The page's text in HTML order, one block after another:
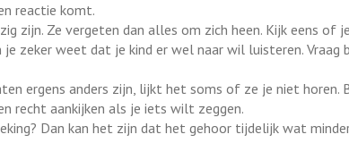
reactie komt.
zijn. Ze vergeten dan alles om zich heen. Kijk eens of
zeker weet dat je kind er wel naar wil luisteren. Vraag
ergens anders zijn, lijkt het soms of ze je niet horen.
recht aankijken als je iets wilt zeggen.
Dan kan het zijn dat het gehoor tijdelijk wat